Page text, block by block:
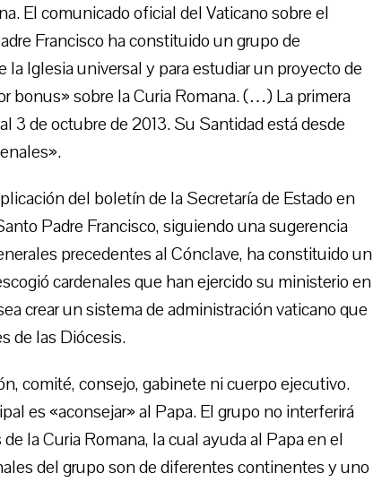
El comunicado oficial del Vaticano sobre el
Francisco ha constituido un grupo de
la Iglesia universal y para estudiar un proyecto de
bonus» sobre la Curia Romana. (…) La primera
3 de octubre de 2013. Su Santidad está desde
del boletín de la Secretaría de Estado en
Padre Francisco, siguiendo una sugerencia
precedentes al Cónclave, ha constituido un
cardenales que han ejercido su ministerio en
crear un sistema de administración vaticano que
de las Diócesis.
comité, consejo, gabinete ni cuerpo ejecutivo.
es «aconsejar» al Papa. El grupo no interferirá
la Curia Romana, la cual ayuda al Papa en el
del grupo son de diferentes continentes y uno